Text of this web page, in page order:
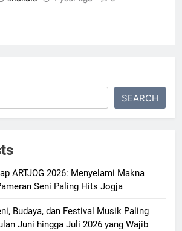
SEARCH
ARTJOG 2026: Menyelami Makna
Seni Paling Hits Jogja
Budaya, dan Festival Musik Paling
Juni hingga Juli 2026 yang Wajib